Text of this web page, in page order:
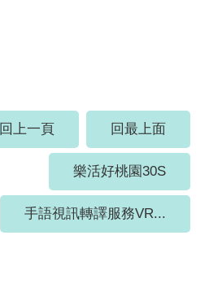
回上一頁 回最上面
樂活好桃園30S
手語視訊轉譯服務VR...